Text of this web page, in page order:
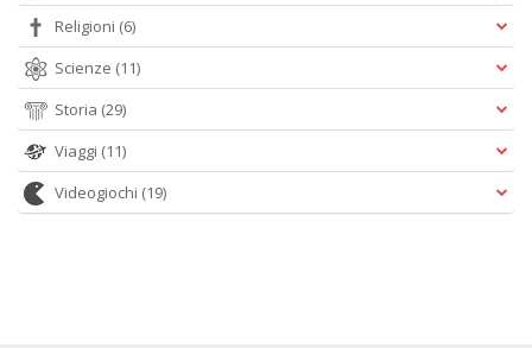
Religioni (6)
Scienze (11)
Storia (29)
Viaggi (11)
Videogiochi (19)